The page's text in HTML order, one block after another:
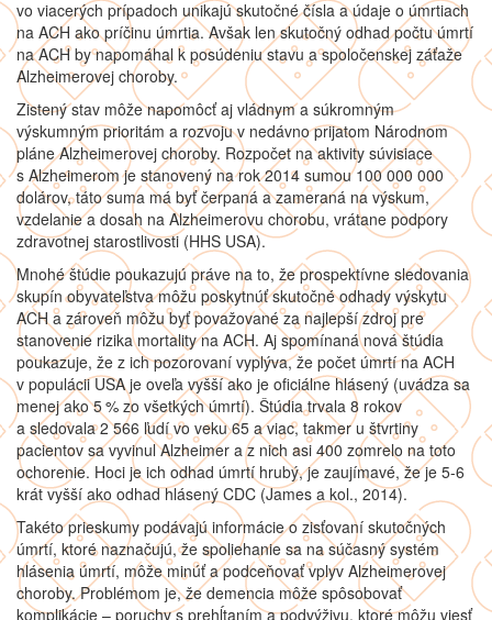
vo viacerých prípadoch unikajú skutočné čísla a údaje o úmrtiach
na ACH ako príčinu úmrtia. Avšak len skutočný odhad počtu úmrtí
na ACH by napomáhal k posúdeniu stavu a spoločenskej záťaže
Alzheimerovej choroby.
Zistený stav môže napomôcť aj vládnym a súkromným
výskumným prioritám a rozvoju v nedávno prijatom Národnom
pláne Alzheimerovej choroby. Rozpočet na aktivity súvisiace
s Alzheimerom je stanovený na rok 2014 sumou 100 000 000
dolárov, táto suma má byť čerpaná a zameraná na výskum,
vzdelanie a dosah na Alzheimerovu chorobu, vrátane podpory
zdravotnej starostlivosti (HHS USA).
Mnohé štúdie poukazujú práve na to, že prospektívne sledovania
skupín obyvateľstva môžu poskytnúť skutočné odhady výskytu
ACH a zároveň môžu byť považované za najlepší zdroj pre
stanovenie rizika mortality na ACH. Aj spomínaná nová štúdia
poukazuje, že z ich pozorovaní vyplýva, že počet úmrtí na ACH
v populácii USA je oveľa vyšší ako je oficiálne hlásený (uvádza sa
menej ako 5 % zo všetkých úmrtí). Štúdia trvala 8 rokov
a sledovala 2 566 ľudí vo veku 65 a viac, takmer u štvrtiny
pacientov sa vyvinul Alzheimer a z nich asi 400 zomrelo na toto
ochorenie. Hoci je ich odhad úmrtí hrubý, je zaujímavé, že je 5-6
krát vyšší ako odhad hlásený CDC (James a kol., 2014).
Takéto prieskumy podávajú informácie o zisťovaní skutočných
úmrtí, ktoré naznačujú, že spoliehanie sa na súčasný systém
hlásenia úmrtí, môže minúť a podceňovať vplyv Alzheimerovej
choroby. Problémom je, že demencia môže spôsobovať
komplikácie – poruchy s prehĺtaním a podvýživu, ktoré môžu viesť